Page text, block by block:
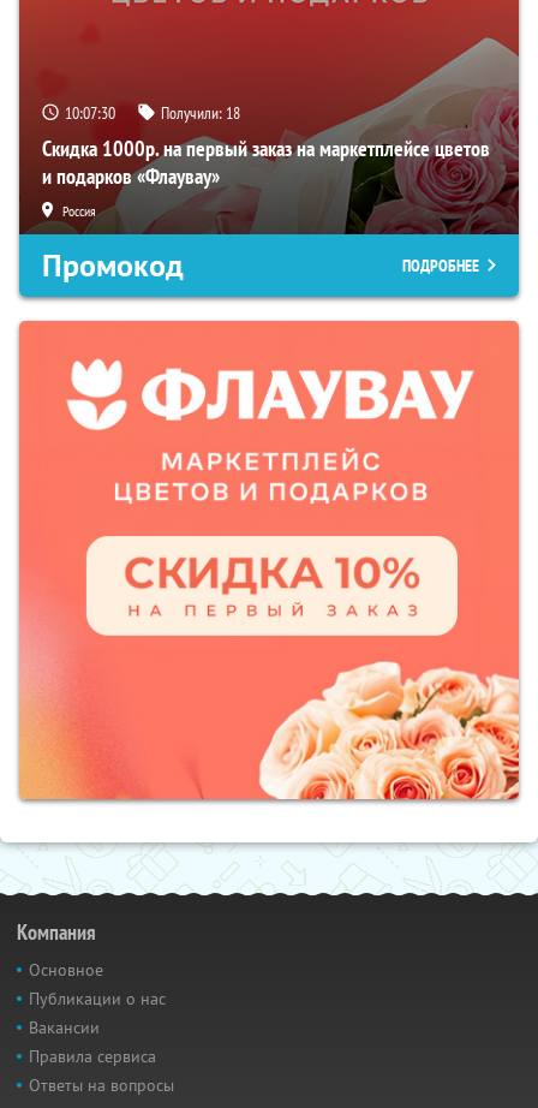
10:07:29 Получили: 18
Скидка 1000р. на первый заказ на маркетплейсе цветов
и подарков «Флаувау»
Россия
Промокод ПОДРОБНЕЕ
Компания
Основное
Публикации о нас
Вакансии
Правила сервиса
Ответы на вопросы